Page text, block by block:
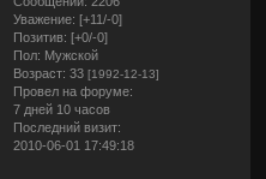
Уважение: [+11/-0]
Позитив: [+0/-0]
Пол: Мужской
Возраст: 33 [1992-12-13]
Провел на форуме:
7 дней 10 часов
Последний визит:
2010-06-01 17:49:18